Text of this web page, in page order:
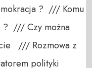
?  /// Komu
?  /// Czy można
/// Rozmowa z
polityki